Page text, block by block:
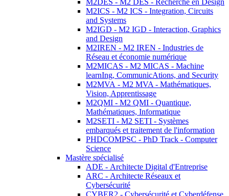
M2DES - M2 DES - Recherche en Design
M2ICS - M2 ICS - Integration, Circuits
and Systems
M2IGD - M2 IGD - Interaction, Graphics
and Design
M2IREN - M2 IREN - Industries de
Réseau et économie numérique
M2MICAS - M2 MICAS - Machine
learnIng, CommunicAtions, and Security
M2MVA - M2 MVA - Mathématiques,
Vision, Apprentissage
M2QMI - M2 QMI - Quantique,
Mathématiques, Informatique
M2SETI - M2 SETI - Systèmes
embarqués et traitement de l'information
PHDCOMPSC - PhD Track - Computer
Science
Mastère spécialisé
ADE - Architecte Digital d'Entreprise
ARC - Architecte Réseaux et
Cybersécurité
CYBER2 - Cybersécurité et Cyberdéfense